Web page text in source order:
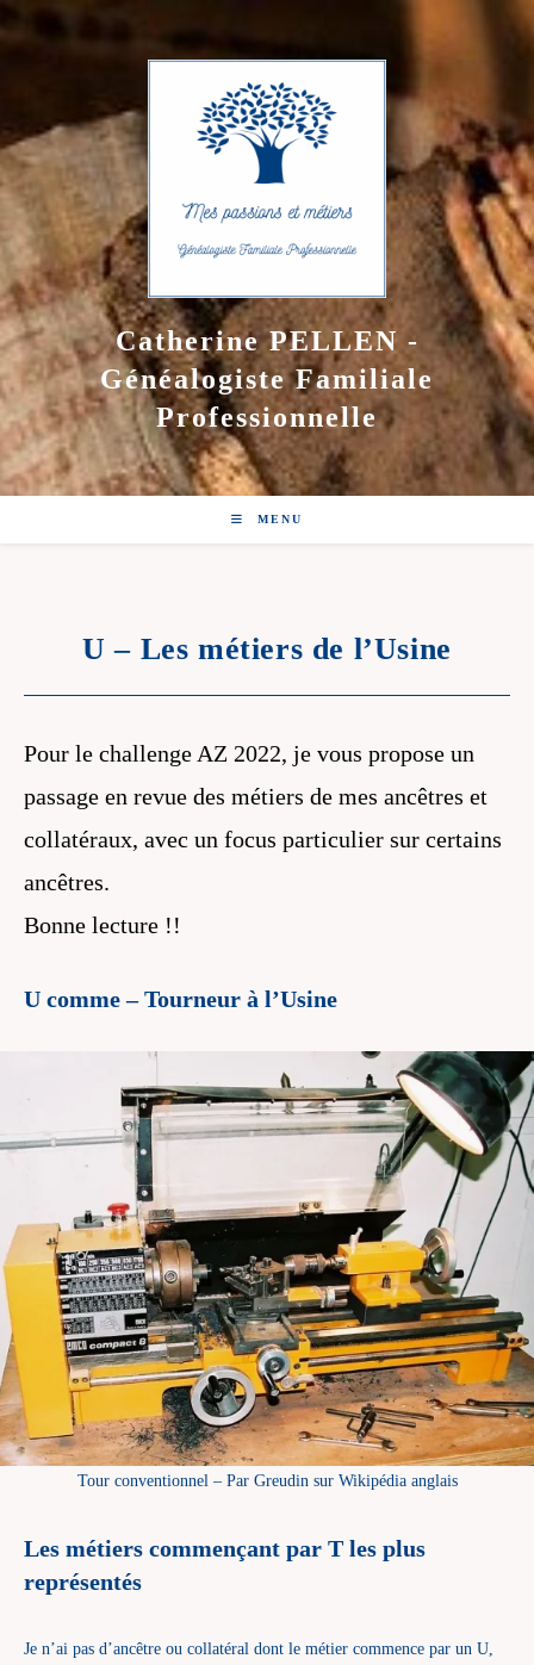
Catherine PELLEN -
Généalogiste Familiale
Professionnelle
MENU
U – Les métiers de l’Usine
Pour le challenge AZ 2022, je vous propose un
passage en revue des métiers de mes ancêtres et
collatéraux, avec un focus particulier sur certains
ancêtres.
Bonne lecture !!
U comme – Tourneur à l’Usine
Tour conventionnel – Par Greudin sur Wikipédia anglais
Les métiers commençant par T les plus
représentés
Je n’ai pas d’ancêtre ou collatéral dont le métier commence par un U,